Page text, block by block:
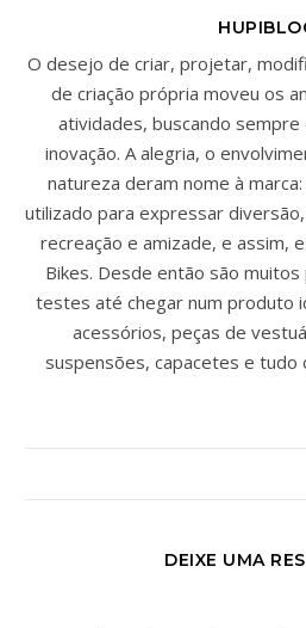
O desejo de criar, projetar,
de criação própria moveu os
atividades, buscando
inovação. A alegria, o
natureza deram nome à
utilizado para expressar
recreação e amizade, e assim,
Bikes. Desde então são
testes até chegar num produto
acessórios, peças de
suspensões, capacetes e tudo
DEIXE UMA